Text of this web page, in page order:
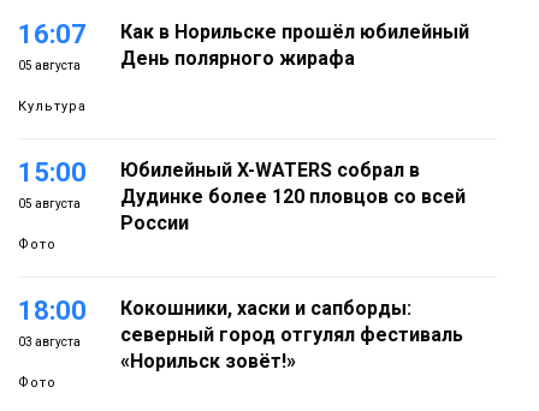
16:07
05 августа
Культура
Как в Норильске прошёл юбилейный
День полярного жирафа
15:00
05 августа
Фото
Юбилейный X-WATERS собрал в
Дудинке более 120 пловцов со всей
России
18:00
03 августа
Фото
Кокошники, хаски и сапборды:
северный город отгулял фестиваль
«Норильск зовёт!»